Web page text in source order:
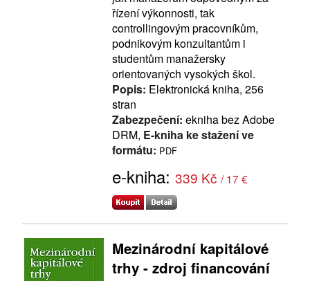
řízení výkonnosti, tak
controllingovým pracovníkům,
podnikovým konzultantům i
studentům manažersky
orientovaných vysokých škol.
Popis: Elektronická kniha, 256
stran
Zabezpečení: ekniha bez Adobe
DRM, E-kniha ke stažení ve
formátu: PDF
e-kniha: 339 Kč / 17 €
Mezinárodní kapitálové
trhy - zdroj financování